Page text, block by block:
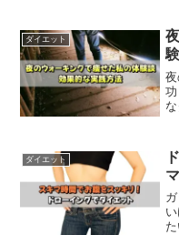
関
ダイエット
ダイエット